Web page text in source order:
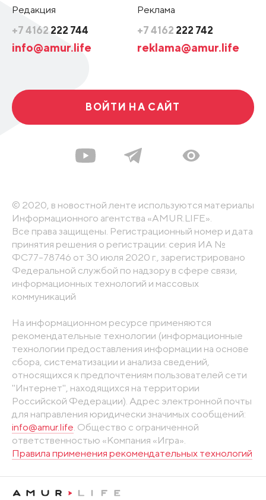
Редакция
+7 4162 222 744
info@amur.life
Реклама
+7 4162 222 742
reklama@amur.life
ВОЙТИ НА САЙТ
© 2020, в новостной ленте используются материалы
Информационного агентства «AMUR.LIFE».
Все права защищены. Регистрационный номер и дата
принятия решения о регистрации: серия ИА №
ФС77-78746 от 30 июля 2020 г., зарегистрировано
Федеральной службой по надзору в сфере связи,
информационных технологий и массовых
коммуникаций
На информационном ресурсе применяются
рекомендательные технологии (информационные
технологии предоставления информации на основе
сбора, систематизации и анализа сведений,
относящихся к предпочтениям пользователей сети
"Интернет", находящихся на территории
Российской Федерации). Адрес электронной почты
для направления юридически значимых сообщений:
info@amur.life. Общество с ограниченной
ответственностью «Компания «Игра».
Правила применения рекомендательных технологий